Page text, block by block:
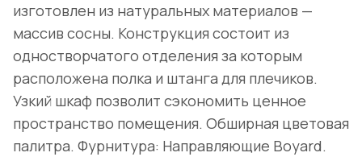
изготовлен из натуральных материалов —
массив сосны. Конструкция состоит из
одностворчатого отделения за которым
расположена полка и штанга для плечиков.
Узкий шкаф позволит сэкономить ценное
пространство помещения. Обширная цветовая
палитра. Фурнитура: Направляющие Boyard.